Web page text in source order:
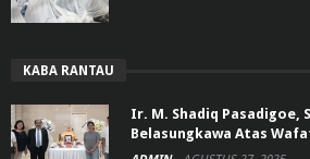
KABA RANTAU
Ir. M. Shadiq Pasadigoe,
Belasungkawa Atas